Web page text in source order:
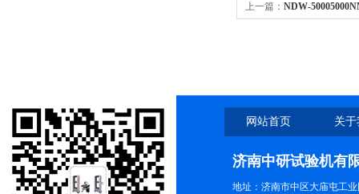
上一篇： NDW-
网站首页 关
济南中研试验机有
地址：济南市中区大庙屯工